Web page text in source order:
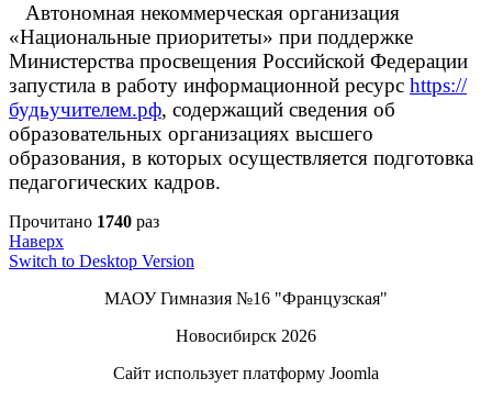
Автономная некоммерческая организация
«Национальные приоритеты» при поддержке
Министерства просвещения Российской Федерации
запустила в работу информационной ресурс https://
будьучителем.рф, содержащий сведения об
образовательных организациях высшего
образования, в которых осуществляется подготовка
педагогических кадров.
Прочитано 1740 раз
Наверх
Switch to Desktop Version
МАОУ Гимназия №16 "Французская"
Новосибирск 2026
Сайт использует платформу Joomla